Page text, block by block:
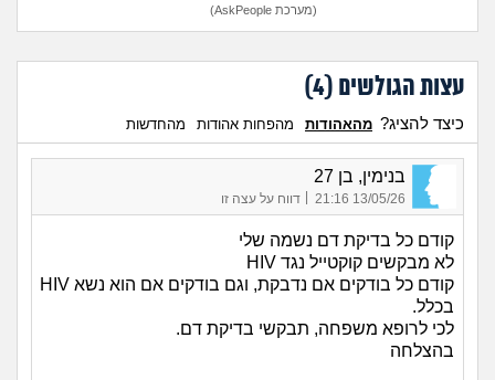
(מערכת AskPeople)
עצות הגולשים (4
)
כיצד להציג? מהאהודות מהפחות אהודות מהחדשות
בנימין, בן 27
13/05/26 21:16 דווח על עצה זו
קודם כל בדיקת דם נשמה שלי
לא מבקשים קוקטייל נגד HIV
קודם כל בודקים אם נדבקת, וגם בודקים אם הוא נשא HIV
בכלל.
לכי לרופא משפחה, תבקשי בדיקת דם.
בהצלחה